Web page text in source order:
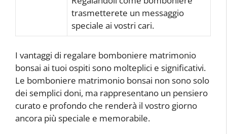
trasmetterete un messaggio
speciale ai vostri cari.
I vantaggi di regalare bomboniere matrimonio
bonsai ai tuoi ospiti sono molteplici e significativi.
Le bomboniere matrimonio bonsai non sono solo
dei semplici doni, ma rappresentano un pensiero
curato e profondo che renderà il vostro giorno
ancora più speciale e memorabile.